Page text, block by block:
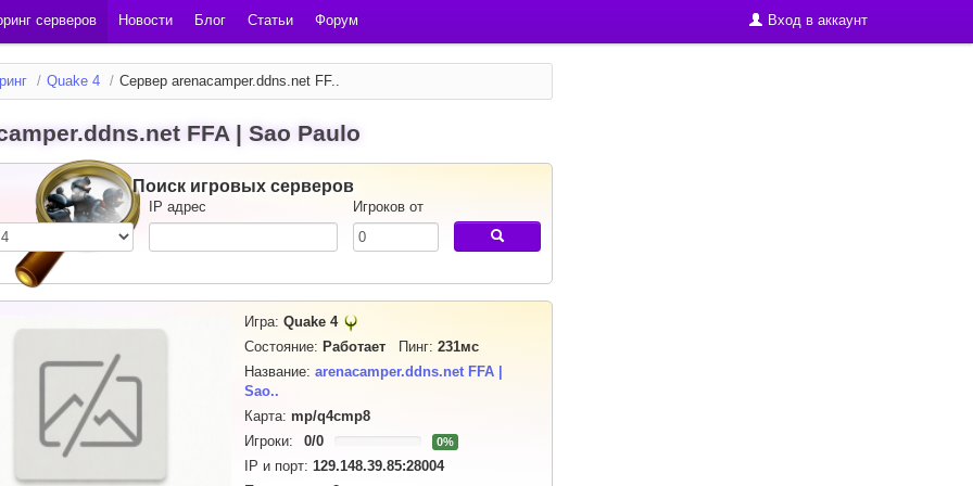
серверов Новости Блог Статьи Форум Вход в аккаунт
/ Quake 4 / Сервер arenacamper.ddns.net FF..
FFA | Sao Paulo
Поиск игровых серверов
IP адрес Игроков от
Игра: Quake 4
Состояние: Работает Пинг: 231мс
Название: arenacamper.ddns.net FFA |
Sao..
Карта: mp/q4cmp8
Игроки:
0/0 0%
IP и порт: 129.148.39.85:28004